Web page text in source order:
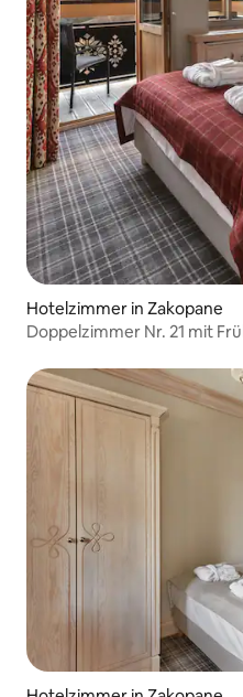
Hotelzimmer in Zakopane
Doppelzimmer Nr. 21 mit